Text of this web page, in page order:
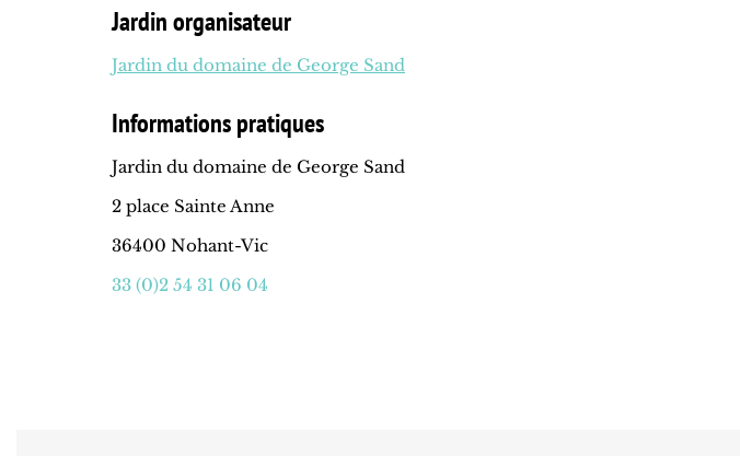
Jardin organisateur
Jardin du domaine de George Sand
Informations pratiques
Jardin du domaine de George Sand
2 place Sainte Anne
36400 Nohant-Vic
33 (0)2 54 31 06 04